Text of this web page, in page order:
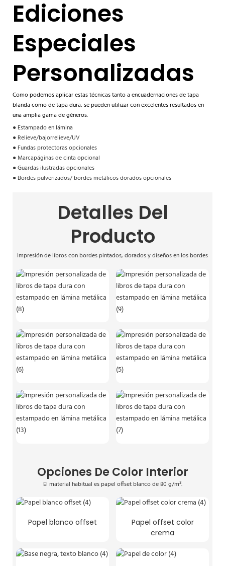
Ediciones
Especiales
Personalizadas
Como podemos aplicar estas técnicas tanto a encuadernaciones de tapa
blanda como de tapa dura, se pueden utilizar con excelentes resultados en
una amplia gama de géneros.
● Estampado en lámina
● Relieve/bajorrelieve/UV
● Fundas protectoras opcionales
●Marcapáginas de cinta opcional
●Guardas ilustradas opcionales
● Bordes pulverizados/ bordes metálicos doradosopcionales
Detalles Del
Producto
Impresión de libros con bordes pintados, dorados y diseños en los bordes
Opciones De Color Interior
El material habitual es papel offset blanco de 80 g/m².
Papel blanco offset
Papel offset color
crema